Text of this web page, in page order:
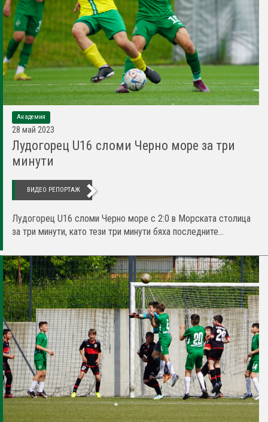
Академия
28 май 2023
Лудогорец U16 сломи Черно море за три
минути
ВИДЕО РЕПОРТАЖ
Лудогорец U16 сломи Черно море с 2:0 в Морската столица
за три минути, като тези три минути бяха последните...